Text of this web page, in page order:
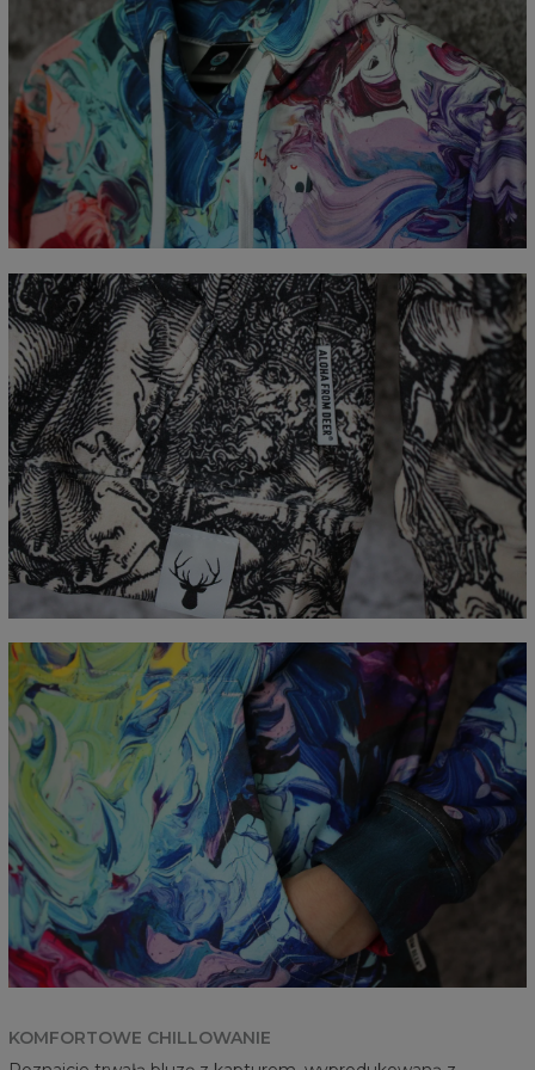
Mierzone na płasko
CM
XS S M L XXL XXXL
A - Długość całkowita
65 67 69 71 73 75
77
B - Sz. klatki piersiowej
48 51 54 57 60 63
66
C - Długość rękawów
61 62 63 64 65 66 67
KOMFORTOWE CHILLOWANIE